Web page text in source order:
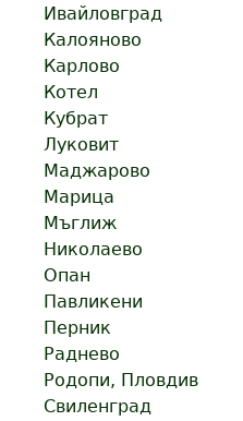
Ивайловград
Калояново
Карлово
Котел
Кубрат
Луковит
Маджарово
Марица
Мъглиж
Николаево
Опан
Павликени
Перник
Раднево
Родопи, Пловдив
Свиленград